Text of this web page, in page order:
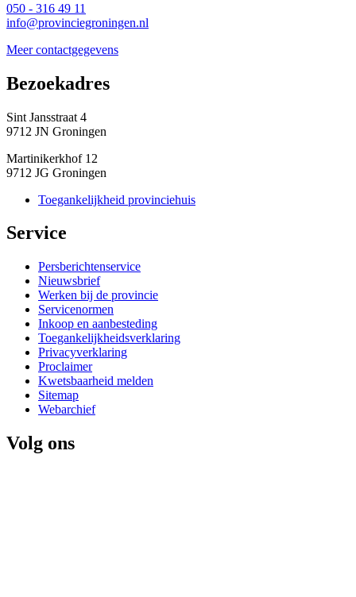
050 - 316 49 11
info@provinciegroningen.nl
Meer contactgegevens
Bezoekadres
Sint Jansstraat 4
9712 JN Groningen
Martinikerkhof 12
9712 JG Groningen
Toegankelijkheid provinciehuis
Service
Persberichtenservice
Nieuwsbrief
Werken bij de provincie
Servicenormen
Inkoop en aanbesteding
Toegankelijkheidsverklaring
Privacyverklaring
Proclaimer
Kwetsbaarheid melden
Sitemap
Webarchief
Volg ons